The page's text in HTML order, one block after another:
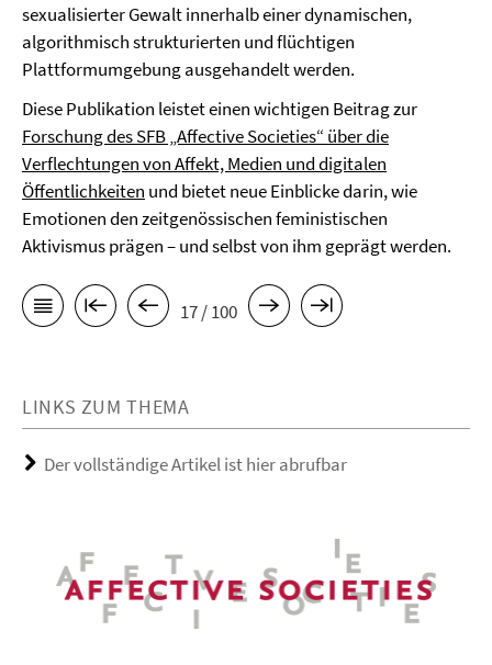
sexualisierter Gewalt innerhalb einer dynamischen,
algorithmisch strukturierten und flüchtigen
Plattformumgebung ausgehandelt werden.
Diese Publikation leistet einen wichtigen Beitrag zur
Forschung des SFB „Affective Societies“ über die
Verflechtungen von Affekt, Medien und digitalen
Öffentlichkeiten und bietet neue Einblicke darin, wie
Emotionen den zeitgenössischen feministischen
Aktivismus prägen – und selbst von ihm geprägt werden.
17 / 100
LINKS ZUM THEMA
Der vollständige Artikel ist hier abrufbar